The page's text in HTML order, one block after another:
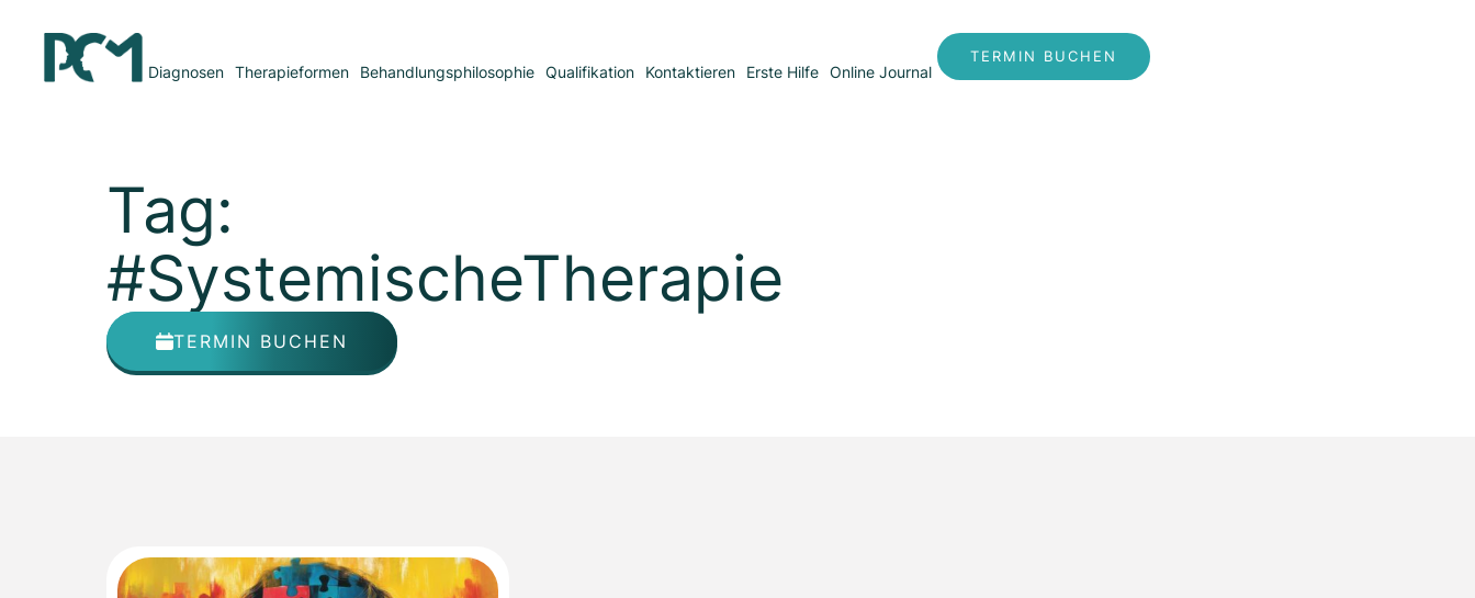
Diagnosen Therapieformen Behandlungsphilosophie Qualifikation Kontaktieren Erste Hilfe Online Journal
TERMIN BUCHEN
Tag:
#SystemischeTherapie
TERMIN BUCHEN